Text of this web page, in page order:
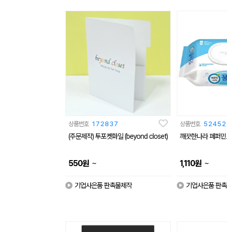
상품번호 172837
(주문제작) 투포켓화일 (beyond closet)
550원 ~
기업사은품 판촉물제작
상품번호
깨끗한나라 페퍼
1,110원 ~
기업사은품 판